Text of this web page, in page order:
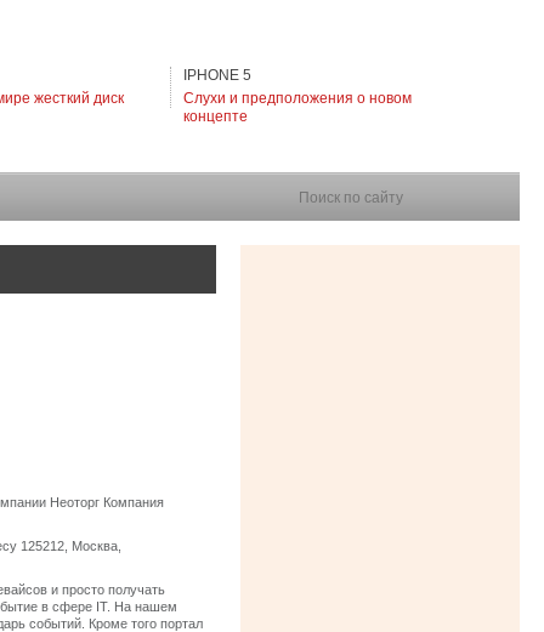
жесткий диск
IPHONE 5
Слухи и предположения о новом
концепте
Поиск по сайту
Неоторг Компания
125212, Москва,
и просто получать
в сфере IT. На нашем
событий. Кроме того портал